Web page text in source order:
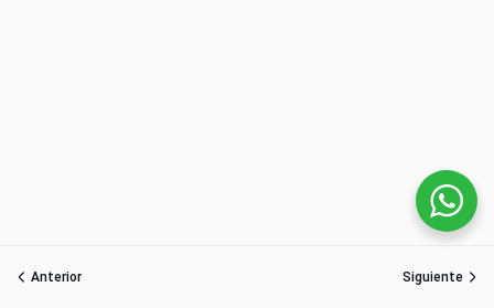
Anterior Siguiente